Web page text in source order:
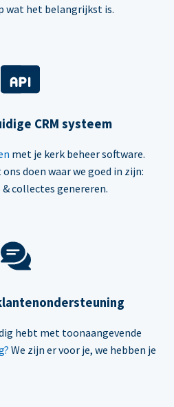
wat het belangrijkst is.
CRM systeem
met je kerk beheer software.
doen waar we goed in zijn:
collectes genereren.
hebt met toonaangevende
We zijn er voor je, we hebben je